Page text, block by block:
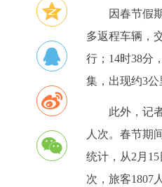
因春节假
多返程车辆，
行；14时38分
集，出现约3公
此外，记
人次。春节期
统计，从2月
次，旅客1807